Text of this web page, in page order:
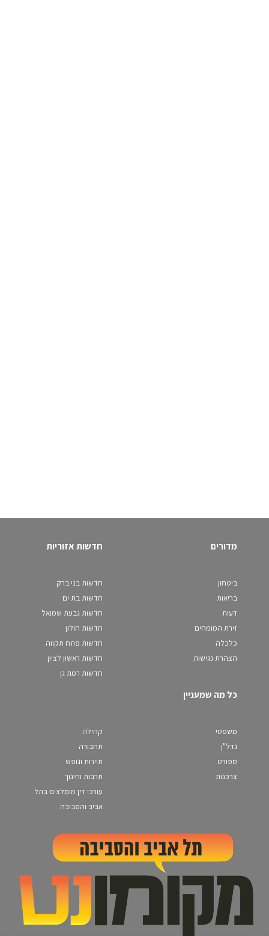
מדורים
ביטחון
בריאות
דעות
זירת המומחים
כלכלה
הצהרת נגישות
חדשות אזוריות
חדשות בני ברק
חדשות בת ים
חדשות גבעת שמואל
חדשות חולון
חדשות פתח תקווה
חדשות ראשון לציון
חדשות רמת גן
כל מה שמעניין
משפטי
נדל"ן
ספורט
צרכנות
קהילה
תחבורה
תיירות ונופש
תרבות וחינוך
עורכי דין מומלצים בתל
אביב והסביבה